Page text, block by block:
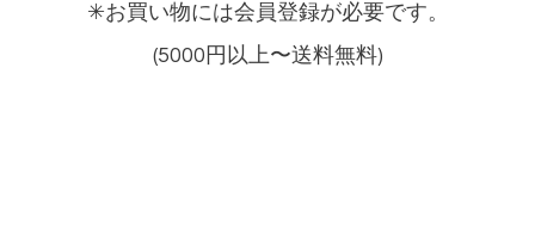
✳︎お買い物には会員登録が必要です。
(5000円以上〜送料無料)